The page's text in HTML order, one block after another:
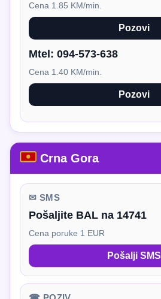
Cena 1.85 KM/min.
Pozovi
Mtel: 094-573-638
Cena 1.40 KM/min.
Pozovi
Crna Gora
✉ SMS
Pošaljite BAL na 14741
Cena poruke 1 EUR
Pošalji SMS